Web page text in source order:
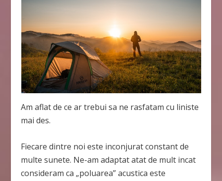
Am aflat de ce ar trebui sa ne rasfatam cu liniste
mai des.
Fiecare dintre noi este inconjurat constant de
multe sunete. Ne-am adaptat atat de mult incat
consideram ca „poluarea” acustica este